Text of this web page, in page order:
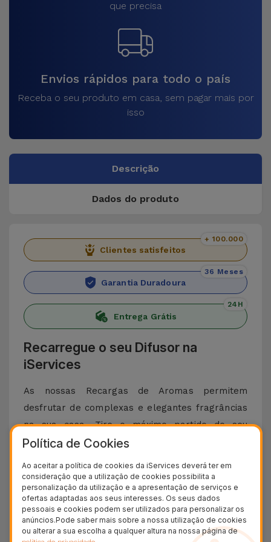
que precisa
Envios rápidos para todo o país
Receba o seu produto em casa, sem pagar mais por
isso
Descrição
Dados do produto
Clientes satisfeitos
+ 100.000
Garantia Duradoura
36 Meses
Entrega Grátis
24H
Recarregue o seu Difusor na
iServices
As nossas Recargas de Aromas permitem
desfrutar de complexas e elegantes fragrâncias
na sua casa. Tire o máximo partido do seu
Difusor INN AROMA by iServices
Através da app ou dos botões presentes no
dispositivo, controle os ciclos de pulverização de
perfume ou agende os períodos de borrifo
destas incríveis fragrâncias. Cada embalagem é
Política de Cookies
Ao aceitar a política de cookies da iServices deverá ter em
consideração que a utilização de cookies possibilita a
personalização da utilização e a apresentação de serviços e
ofertas adaptadas aos seus interesses. Os seus dados
pessoais e cookies podem ser utilizados para personalizar os
anúncios.Pode saber mais sobre a nossa utilização de cookies
ou alterar a sua escolha a qualquer altura na nossa página de